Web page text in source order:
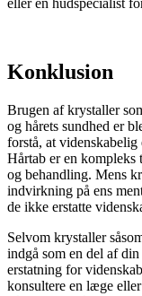
eller en hudspecialist
Konklusion
Brugen af krystaller
og hårets sundhed er
forstå, at videnskabelig
Hårtab er en
og behandling. Mens
indvirkning på ens
de ikke erstatte
Selvom krystaller
indgå som en del af
erstatning for
konsultere en læge